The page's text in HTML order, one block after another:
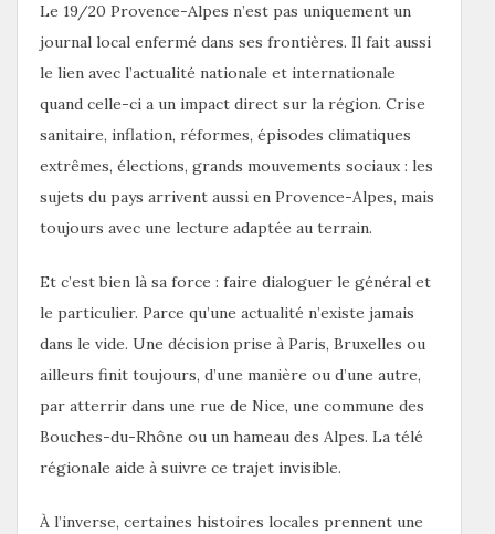
Le 19/20 Provence-Alpes n’est pas uniquement un
journal local enfermé dans ses frontières. Il fait aussi
le lien avec l’actualité nationale et internationale
quand celle-ci a un impact direct sur la région. Crise
sanitaire, inflation, réformes, épisodes climatiques
extrêmes, élections, grands mouvements sociaux : les
sujets du pays arrivent aussi en Provence-Alpes, mais
toujours avec une lecture adaptée au terrain.
Et c’est bien là sa force : faire dialoguer le général et
le particulier. Parce qu’une actualité n’existe jamais
dans le vide. Une décision prise à Paris, Bruxelles ou
ailleurs finit toujours, d’une manière ou d’une autre,
par atterrir dans une rue de Nice, une commune des
Bouches-du-Rhône ou un hameau des Alpes. La télé
régionale aide à suivre ce trajet invisible.
À l’inverse, certaines histoires locales prennent une